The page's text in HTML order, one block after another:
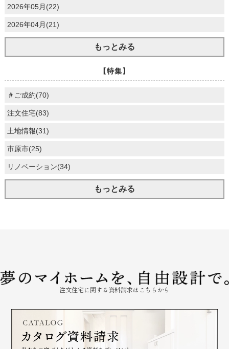
2026年05月(22)
2026年04月(21)
もっとみる
【特集】
＃ご成約(70)
注文住宅(83)
土地情報(31)
市原市(25)
リノベーション(34)
もっとみる
注文住宅に関する資料請求はこちらから